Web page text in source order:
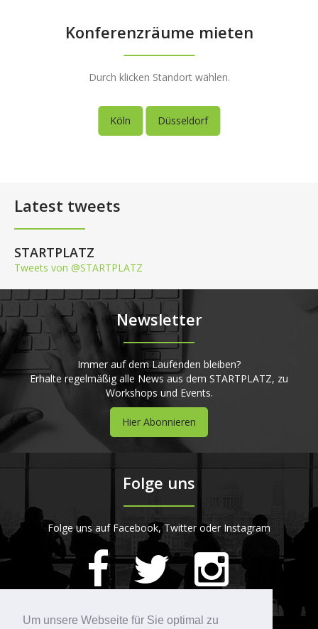
Um unsere Webseite für Sie optimal zu
Konferenzräume mieten
Durch klicken Standort wählen.
Köln Düsseldorf
Latest tweets
STARTPLATZ
Tweets von @STARTPLATZ
Newsletter
Immer auf dem Laufenden bleiben?
Erhalte regelmäßig alle News aus dem STARTPLATZ, zu
Workshops und Events.
Hier Abonnieren
Folge uns
Folge uns auf Facebook, Twitter oder Instagram
420Bewertungen auf ProvenExpert.com